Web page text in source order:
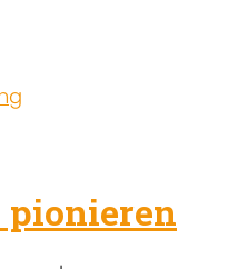
pionieren